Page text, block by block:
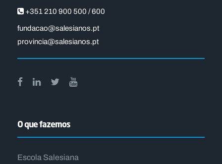
+351 210 900 500 / 600
fundacao@salesianos.pt
provincia@salesianos.pt
O que fazemos
Escola Salesiana